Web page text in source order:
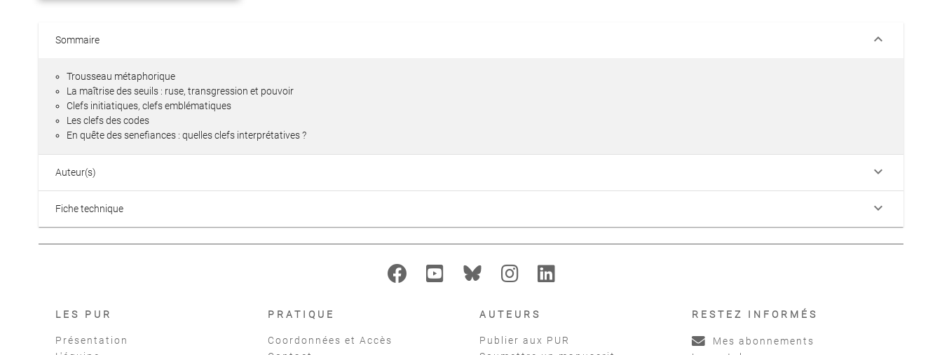
Sommaire keyboard_arrow_down
Trousseau métaphorique
La maîtrise des seuils : ruse, transgression et pouvoir
Clefs initiatiques, clefs emblématiques
Les clefs des codes
En quête des senefiances : quelles clefs interprétatives ?
Auteur(s) keyboard_arrow_down
Fiche technique keyboard_arrow_down
LES PUR
Présentation
PRATIQUE
Coordonnées et Accès
AUTEURS
Publier aux PUR
RESTEZ INFORMÉS
Mes abonnements